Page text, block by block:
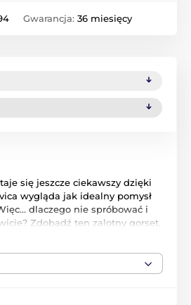
Gwarancja: 36 miesięcy
się jeszcze ciekawszy dzięki
wygląda jak idealny pomysł
dlaczego nie spróbować i
Zdobądź ten zalotny gorset,
się więcej? Oto
gorset wykonany z siateczki